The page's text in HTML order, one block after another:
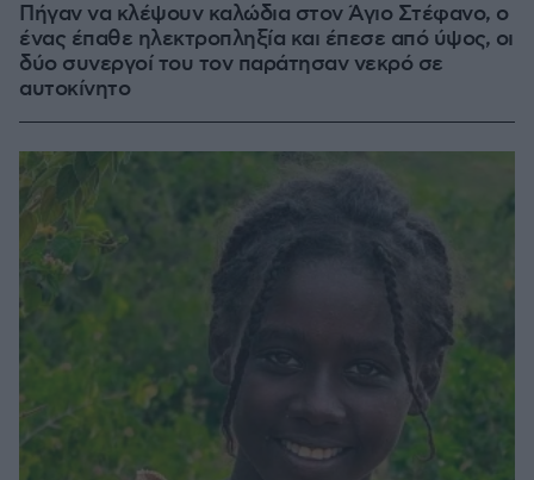
Πήγαν να κλέψουν καλώδια στον Άγιο Στέφανο, ο
ένας έπαθε ηλεκτροπληξία και έπεσε από ύψος, οι
δύο συνεργοί του τον παράτησαν νεκρό σε
αυτοκίνητο